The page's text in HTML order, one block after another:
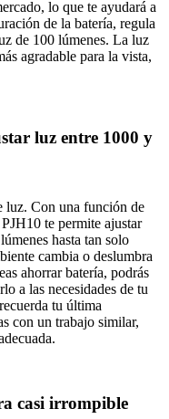
lo que te ayudará a
de la batería, regula
de 100 lúmenes. La luz
agradable para la vista,
luz entre 1000 y
luz. Con una función de
te permite ajustar
hasta tan solo
cambia o deslumbra
ahorrar batería, podrás
a las necesidades de tu
tu última
con un trabajo similar,
casi irrompible